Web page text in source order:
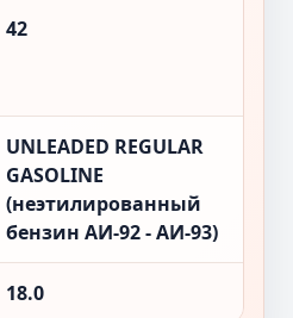
42
UNLEADED REGULAR
GASOLINE
(неэтилированный
бензин АИ-92 - АИ-93)
18.0